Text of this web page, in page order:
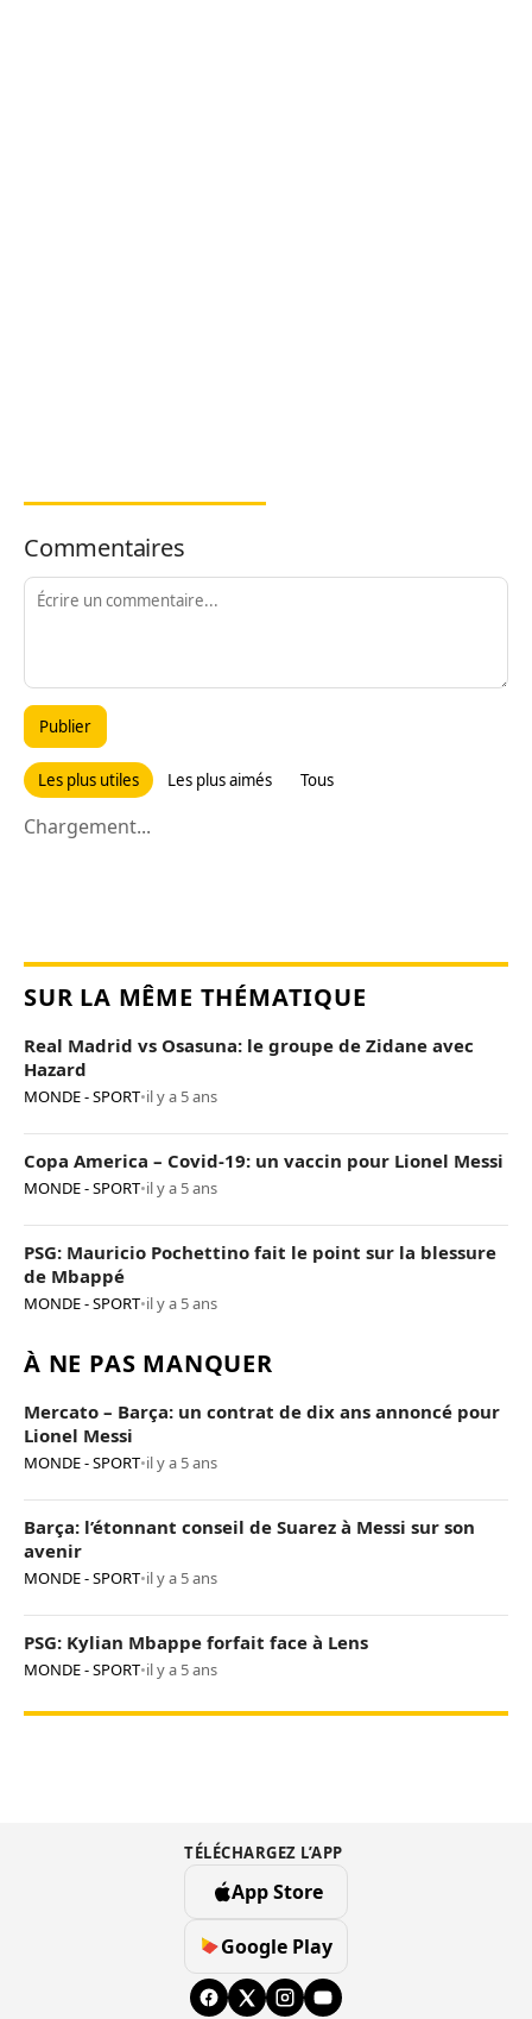
Commentaires
Publier
Les plus utiles Les plus aimés Tous
Chargement...
SUR LA MÊME THÉMATIQUE
Real Madrid vs Osasuna: le groupe de Zidane avec
Hazard
MONDE - SPORT•il y a 5 ans
Copa America – Covid-19: un vaccin pour Lionel Messi
MONDE - SPORT•il y a 5 ans
PSG: Mauricio Pochettino fait le point sur la blessure
de Mbappé
MONDE - SPORT•il y a 5 ans
À NE PAS MANQUER
Mercato – Barça: un contrat de dix ans annoncé pour
Lionel Messi
MONDE - SPORT•il y a 5 ans
Barça: l’étonnant conseil de Suarez à Messi sur son
avenir
MONDE - SPORT•il y a 5 ans
PSG: Kylian Mbappe forfait face à Lens
MONDE - SPORT•il y a 5 ans
TÉLÉCHARGEZ L’APP
App Store
Google Play